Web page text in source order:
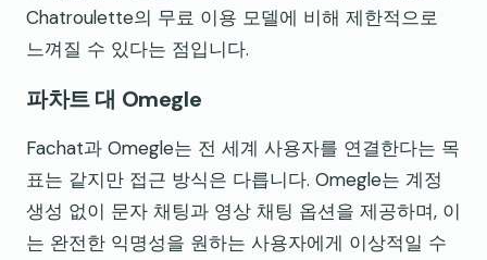
Chatroulette의 무료 이용 모델에 비해 제한적으로
느껴질 수 있다는 점입니다.
파차트 대 Omegle
Fachat과 Omegle는 전 세계 사용자를 연결한다는 목
표는 같지만 접근 방식은 다릅니다. Omegle는 계정
생성 없이 문자 채팅과 영상 채팅 옵션을 제공하며, 이
는 완전한 익명성을 원하는 사용자에게 이상적일 수